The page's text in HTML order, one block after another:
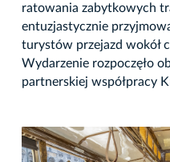
ratowania zabytkowych
entuzjastycznie
turystów przejazd wokół
Wydarzenie rozpoczęło
partnerskiej współpracy